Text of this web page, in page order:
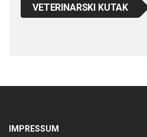
VETERINARSKI KUTAK
IMPRESSUM